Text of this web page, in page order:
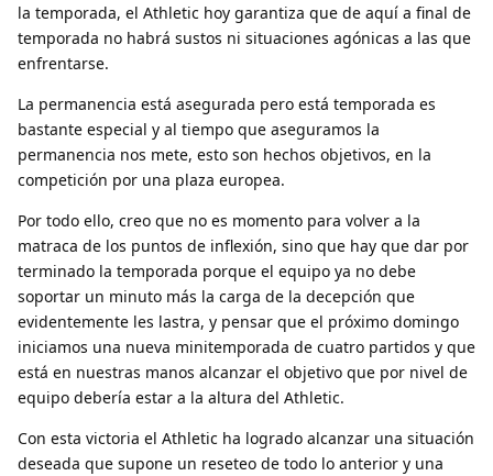
la temporada, el Athletic hoy garantiza que de aquí a final de
temporada no habrá sustos ni situaciones agónicas a las que
enfrentarse.
La permanencia está asegurada pero está temporada es
bastante especial y al tiempo que aseguramos la
permanencia nos mete, esto son hechos objetivos, en la
competición por una plaza europea.
Por todo ello, creo que no es momento para volver a la
matraca de los puntos de inflexión, sino que hay que dar por
terminado la temporada porque el equipo ya no debe
soportar un minuto más la carga de la decepción que
evidentemente les lastra, y pensar que el próximo domingo
iniciamos una nueva minitemporada de cuatro partidos y que
está en nuestras manos alcanzar el objetivo que por nivel de
equipo debería estar a la altura del Athletic.
Con esta victoria el Athletic ha logrado alcanzar una situación
deseada que supone un reseteo de todo lo anterior y una